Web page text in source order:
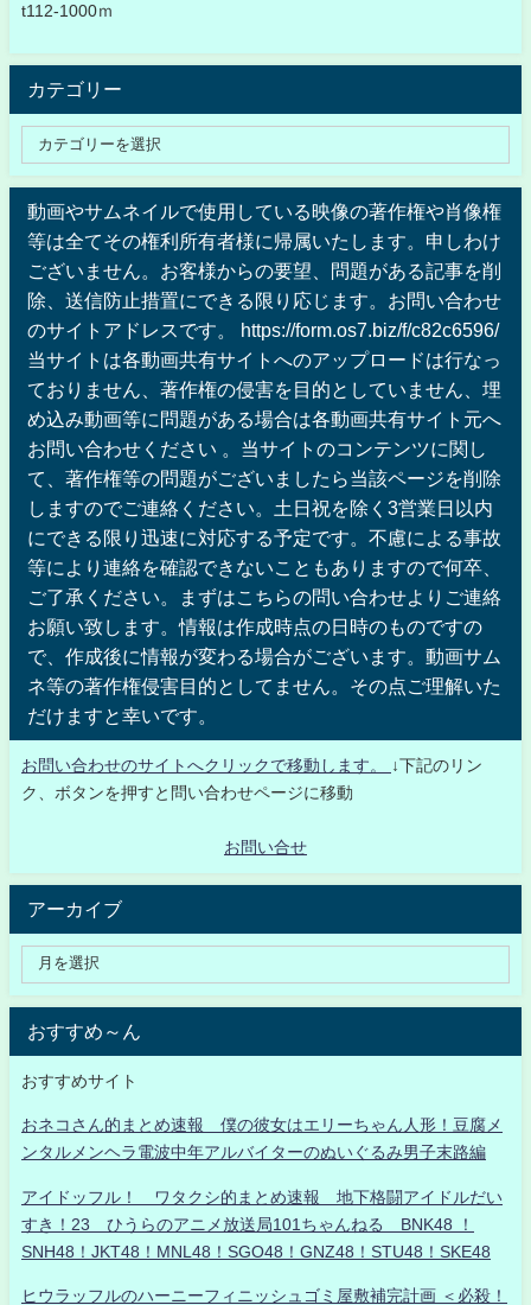
t112-1000ｍ
カテゴリー
動画やサムネイルで使用している映像の著作権や肖像権
等は全てその権利所有者様に帰属いたします。申しわけ
ございません。お客様からの要望、問題がある記事を削
除、送信防止措置にできる限り応じます。お問い合わせ
のサイトアドレスです。 https://form.os7.biz/f/c82c6596/
当サイトは各動画共有サイトへのアップロードは行なっ
ておりません、著作権の侵害を目的としていません、埋
め込み動画等に問題がある場合は各動画共有サイト元へ
お問い合わせください 。当サイトのコンテンツに関し
て、著作権等の問題がございましたら当該ページを削除
しますのでご連絡ください。土日祝を除く3営業日以内
にできる限り迅速に対応する予定です。不慮による事故
等により連絡を確認できないこともありますので何卒、
ご了承ください。まずはこちらの問い合わせよりご連絡
お願い致します。情報は作成時点の日時のものですの
で、作成後に情報が変わる場合がございます。動画サム
ネ等の著作権侵害目的としてません。その点ご理解いた
だけますと幸いです。
お問い合わせのサイトへクリックで移動します。
↓下記のリン
ク、ボタンを押すと問い合わせページに移動
お問い合せ
アーカイブ
おすすめ～ん
おすすめサイト
おネコさん的まとめ速報 僕の彼女はエリーちゃん人形！豆腐メ
ンタルメンヘラ電波中年アルバイターのぬいぐるみ男子末路編
アイドッフル！ ワタクシ的まとめ速報 地下格闘アイドルだい
すき！23 ひうらのアニメ放送局101ちゃんねる BNK48 ！
SNH48！JKT48！MNL48！SGO48！GNZ48！STU48！SKE48
ヒウラッフルのハーニーフィニッシュゴミ屋敷補完計画 ＜必殺！